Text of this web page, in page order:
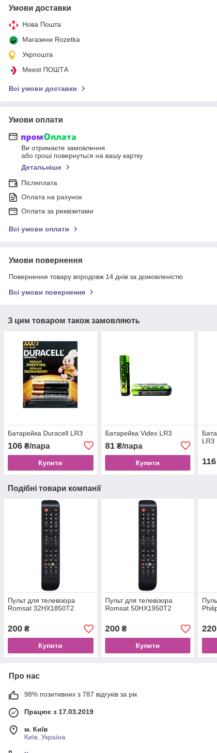
Умови доставки
Нова Пошта
Магазини Rozetka
Укрпошта
Meest ПОШТА
Всі умови доставки
Умови оплати
Ви отримаєте замовлення
або гроші повернуться на вашу картку
Детальніше
Післяплата
Оплата на рахунок
Оплата за реквізитами
Всі умови оплати
Умови повернення
Повернення товару впродовж 14 днів за домовленістю
Всі умови повернення
З цим товаром також замовляють
Батарейка Duracell LR3
106 ₴/пара
Купити
Батарейка Videx LR3
81₴/пара
Купити
LR3
116
Подібні товари компанії
Пульт для телевізора
Romsat 32HX1850T2
200 ₴
Купити
Пульт для телевізора
Romsat 50HX1950T2
200₴
Купити
220
Про нас
98% позитивних з 787 відгуків за рік
Працює з 17.03.2019
м. Київ
Київ, Україна